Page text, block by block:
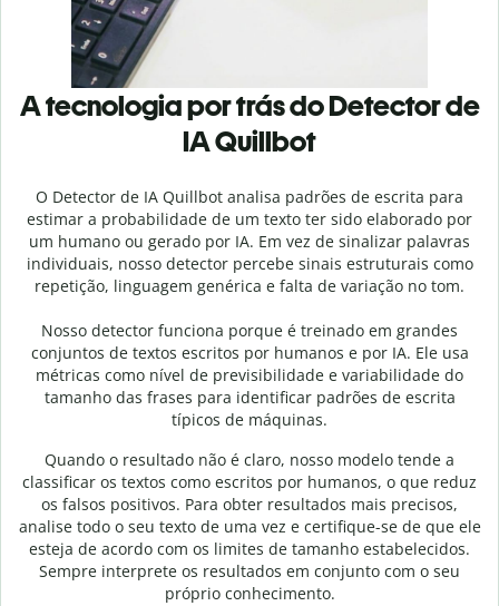
A tecnologia por trás do Detector de
IA Quillbot
O Detector de IA Quillbot analisa padrões de escrita para
estimar a probabilidade de um texto ter sido elaborado por
um humano ou gerado por IA. Em vez de sinalizar palavras
individuais, nosso detector percebe sinais estruturais como
repetição, linguagem genérica e falta de variação no tom.
Nosso detector funciona porque é treinado em grandes
conjuntos de textos escritos por humanos e por IA. Ele usa
métricas como nível de previsibilidade e variabilidade do
tamanho das frases para identificar padrões de escrita
típicos de máquinas.
Quando o resultado não é claro, nosso modelo tende a
classificar os textos como escritos por humanos, o que reduz
os falsos positivos. Para obter resultados mais precisos,
analise todo o seu texto de uma vez e certifique-se de que ele
esteja de acordo com os limites de tamanho estabelecidos.
Sempre interprete os resultados em conjunto com o seu
próprio conhecimento.